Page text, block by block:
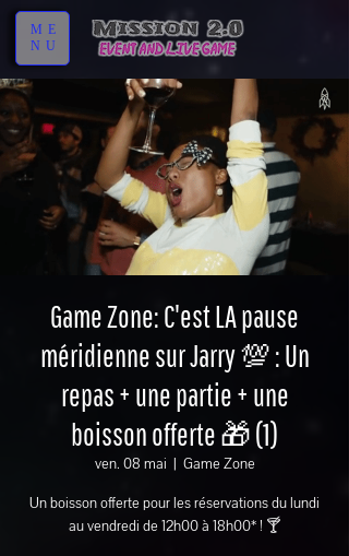
ME
NU
Game Zone: C'est LA pause
méridienne sur Jarry 💯 : Un
repas + une partie + une
boisson offerte 🎁 (1)
ven. 08 mai
  |
Game Zone
Un boisson offerte pour les réservations du lundi
au vendredi de 12h00 à 18h00* ! 🍸